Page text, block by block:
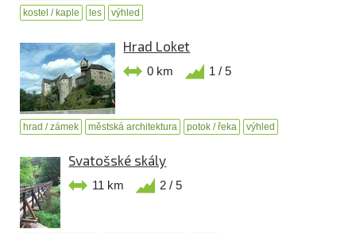
kostel / kaple les výhled
Hrad Loket
0 km 1 / 5
hrad / zámek městská architektura potok / řeka výhled
Svatošské skály
11 km 2 / 5